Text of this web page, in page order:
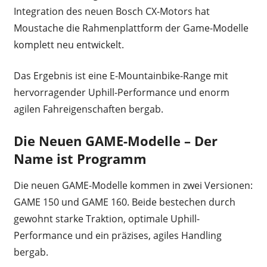
Integration des neuen Bosch CX-Motors hat
Moustache die Rahmenplattform der Game-Modelle
komplett neu entwickelt.
Das Ergebnis ist eine E-Mountainbike-Range mit
hervorragender Uphill-Performance und enorm
agilen Fahreigenschaften bergab.
Die Neuen GAME-Modelle – Der
Name ist Programm
Die neuen GAME-Modelle kommen in zwei Versionen:
GAME 150 und GAME 160. Beide bestechen durch
gewohnt starke Traktion, optimale Uphill-
Performance und ein präzises, agiles Handling
bergab.